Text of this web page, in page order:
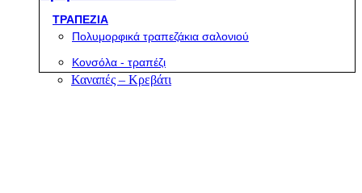
ΤΡΑΠΕΖΙΑ
Πολυμορφικά τραπεζάκια σαλονιού
Κονσόλα - τραπέζι
Καναπές – Κρεβάτι